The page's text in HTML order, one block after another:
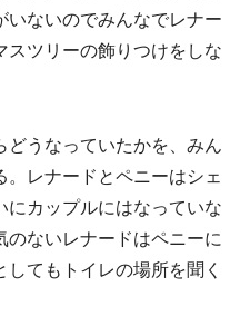
いないのでみんなでレナー
スツリーの飾りつけをしな
どうなっていたかを、みん
レナードとペニーはシェ
にカップルにはなっていな
のないレナードはペニーに
てもトイレの場所を聞く